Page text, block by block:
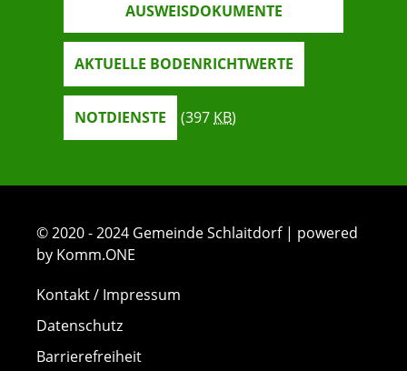
AUSWEISDOKUMENTE
AKTUELLE BODENRICHTWERTE
NOTDIENSTE (397 KB)
© 2020 - 2024 Gemeinde Schlaitdorf | powered
by Komm.ONE
Kontakt / Impressum
Datenschutz
Barrierefreiheit